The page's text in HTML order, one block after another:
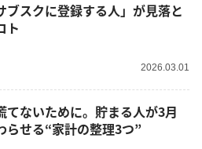
ブスクに登録する人」が見落と
ト
2026.03.01
てないために。貯まる人が3月
らせる“家計の整理3つ”